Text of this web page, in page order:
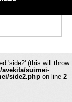
'side2' (this will throw
avekita/suimei-
side2.php on line 2